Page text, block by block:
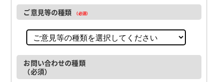
ご意見等の種類 （必須）
お問い合わせの種類
（必須）